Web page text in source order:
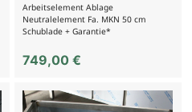
Arbeitselement Ablage
Neutralelement Fa. MKN 50 cm
Schublade + Garantie*
749,00€